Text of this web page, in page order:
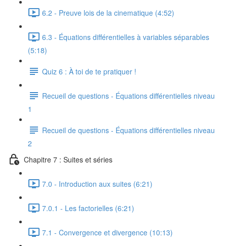
6.2 - Preuve lois de la cinematique (4:52)
6.3 - Équations différentielles à variables séparables
(5:18)
Quiz 6 : À toi de te pratiquer !
Recueil de questions - Équations différentielles niveau
1
Recueil de questions - Équations différentielles niveau
2
Chapitre 7 : Suites et séries
7.0 - Introduction aux suites (6:21)
7.0.1 - Les factorielles (6:21)
7.1 - Convergence et divergence (10:13)